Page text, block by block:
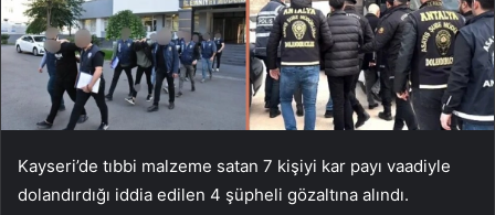
Kayseri’de tıbbi malzeme satan 7 kişiyi kar payı vaadiyle
dolandırdığı iddia edilen 4 şüpheli gözaltına alındı.